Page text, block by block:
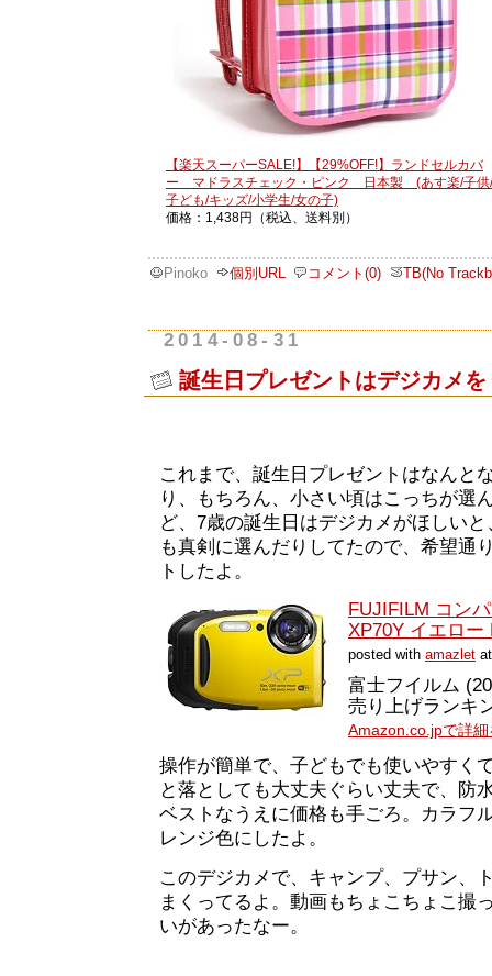
【楽天スーパーSALE!】【29%OFF!】ランドセルカバ
ー マドラスチェック・ピンク 日本製 (あす楽/子供/
子ども/キッズ/小学生/女の子)
価格：1,438円（税込、送料別）
Pinoko 個別URL コメント(0) TB(No
2014-08-31
誕生日プレゼントはデジカメを
これまで、誕生日プレゼントはなんと
り、もちろん、小さい頃はこっちが選
ど、7歳の誕生日はデジカメがほしい
も真剣に選んだりしてたので、希望通
トしたよ。
FUJIFILM コン
XP70Y イエロー
posted with amazlet
富士フイルム
売り上げランキ
Amazon.co.jpで詳細
操作が簡単で、子どもでも使いやすく
と落としても大丈夫ぐらい丈夫で、防
ベストなうえに価格も手ごろ。カラフ
レンジ色にしたよ。
このデジカメで、キャンプ、プサン、
まくってるよ。動画もちょこちょこ撮
いがあったなー。